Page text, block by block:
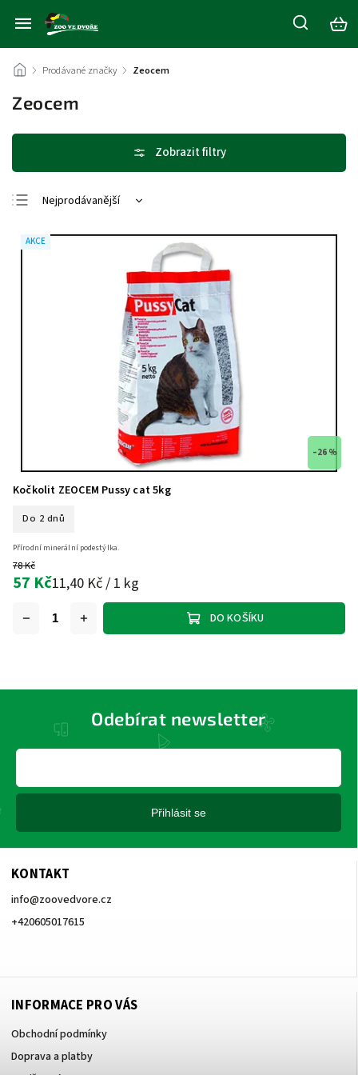
/ Prodávané značky / Zeocem
Zeocem
Nejprodávanější
AKCE
–26 %
Kočkolit ZEOCEM Pussy cat 5kg
Do 2 dnů
78 Kč
57 Kč11,40 Kč / 1 kg
DO KOŠÍKU
Přírodní minerální podestýlka.
KONTAKT
info@zoovedvore.cz
+420605017615
INFORMACE PRO VÁS
Obchodní podmínky
Doprava a platby
Odebírat newsletter
Přihlásit se